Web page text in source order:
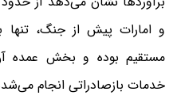
و امارات پیش از جنگ،
مستقیم بوده و بخش عمده
خدمات بازصادراتی انجام